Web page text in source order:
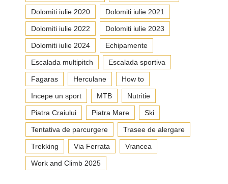
Dolomiti iulie 2020 Dolomiti iulie 2021
Dolomiti iulie 2022 Dolomiti iulie 2023
Dolomiti iulie 2024 Echipamente
Escalada multipitch Escalada sportiva
Fagaras Herculane How to
Incepe un sport MTB Nutritie
Piatra Craiului Piatra Mare Ski
Tentativa de parcurgere Trasee de alergare
Trekking Via Ferrata Vrancea
Work and Climb 2025